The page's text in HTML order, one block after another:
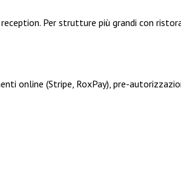
Per strutture più grandi con
online (Stripe, RoxPay), pre-